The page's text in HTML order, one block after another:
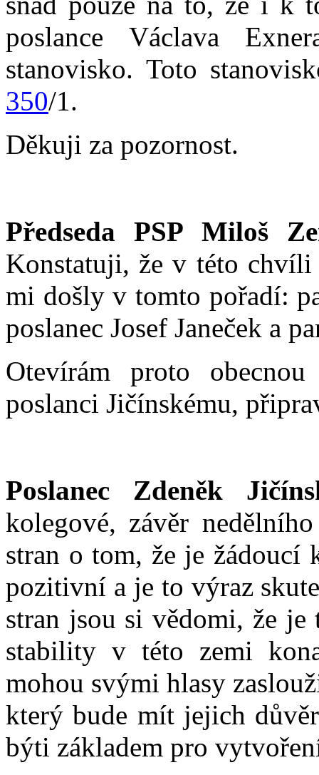
poslance Václava
stanovisko. Toto
350/1.
Děkuji za pozornost.
Předseda PSP Miloš
Konstatuji, že v této
mi došly v tomto pořadí:
poslanec Josef Janeček a
Otevírám proto
poslanci Jičínskému,
Poslanec Zdeněk
kolegové, závěr
stran o tom, že je žádoucí
pozitivní a je to výraz
stran jsou si vědomi, že
stability v této zemi
mohou svými hlasy
který bude mít jejich
býti základem pro